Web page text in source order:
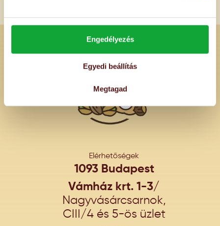
Engedélyezés
Egyedi beállítás
Megtagad
Elérhetőségek
1093 Budapest
Vámház krt. 1-3/
Nagyvásárcsarnok,
CIII/4 és 5-ös üzlet